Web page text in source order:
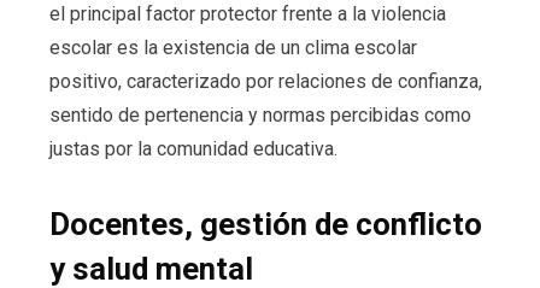
el principal factor protector frente a la violencia
escolar es la existencia de un clima escolar
positivo, caracterizado por relaciones de confianza,
sentido de pertenencia y normas percibidas como
justas por la comunidad educativa.
Docentes, gestión de conflicto
y salud mental